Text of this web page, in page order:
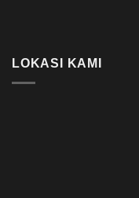
LOKASI KAMI